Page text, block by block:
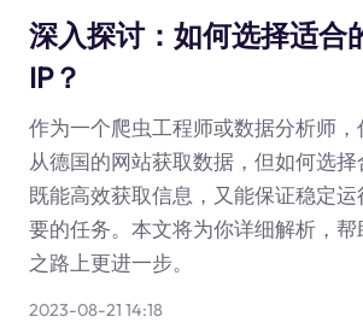
深入探讨：如何选择适合
IP？
作为一个爬虫工程师或数据分析师
从德国的网站获取数据，但如何选择
既能高效获取信息，又能保证稳定
要的任务。本文将为你详细解析，帮
之路上更进一步。
2023-08-21 14:18